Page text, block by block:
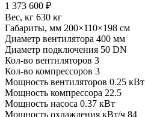
1 373 600 ₽
Вес, кг 630 кг
Габариты, мм 200×110×198 см
Диаметр вентилятора 400 мм
Диаметр подключения 50 DN
Кол-во вентиляторов 3
Кол-во компрессоров 3
Мощность вентиляторов 0.25 кВт
Мощность компрессора 22.5
Мощность насоса 0.37 кВт
Мощность охлаждения кВт/ч 84